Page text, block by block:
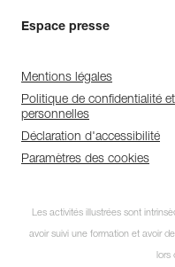
Espace presse
Mentions légales
Politique de confidentialité
personnelles
Déclaration d'accessibilité
Paramètres des cookies
Les activités illustrées sont
avoir suivi une formation et avoir
lors